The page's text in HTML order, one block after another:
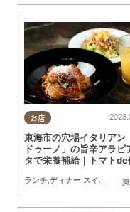
お店
東海市の穴場イタリアン
ドゥーノ」の旨辛アラビ
タで栄養補給｜トマトde
まる広告
ランチ,ディナー,スイーツ 健